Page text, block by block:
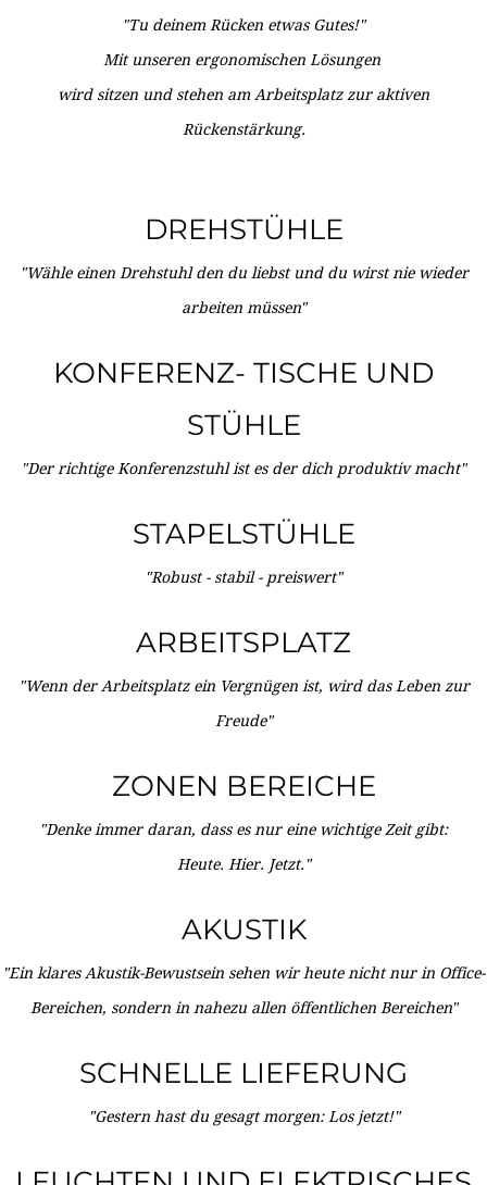
"Tu deinem Rücken etwas Gutes!"
Mit unseren ergonomischen Lösungen
wird sitzen und stehen am Arbeitsplatz zur aktiven
Rückenstärkung.
DREHSTÜHLE
"Wähle einen Drehstuhl den du liebst und du wirst nie wieder
arbeiten müssen"
KONFERENZ- TISCHE UND
STÜHLE
"Der richtige Konferenzstuhl ist es der dich produktiv macht"
STAPELSTÜHLE
"Robust - stabil - preiswert"
ARBEITSPLATZ
"Wenn der Arbeitsplatz ein Vergnügen ist, wird das Leben zur
Freude"
ZONEN BEREICHE
"Denke immer daran, dass es nur eine wichtige Zeit gibt:
Heute. Hier. Jetzt."
AKUSTIK
"Ein klares Akustik-Bewustsein sehen wir heute nicht nur in Office-
Bereichen, sondern in nahezu allen öffentlichen Bereichen"
SCHNELLE LIEFERUNG
"Gestern hast du gesagt morgen: Los jetzt!"